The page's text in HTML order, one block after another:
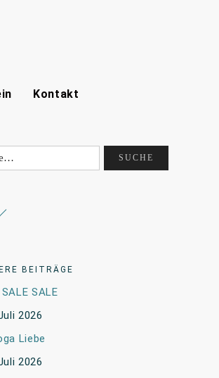
Kontakt
BEITRÄGE
SALE
2026
Liebe
2026